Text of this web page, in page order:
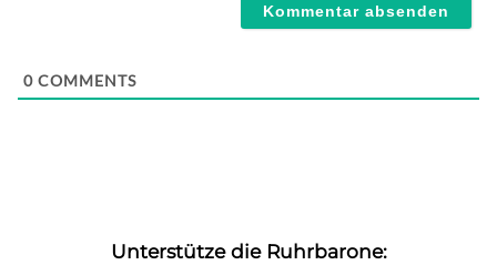
0 COMMENTS
Unterstütze die Ruhrbarone: